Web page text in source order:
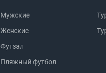
Мужские
Женские
Футзал
Пляжный футбол